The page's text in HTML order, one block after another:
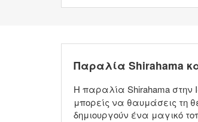
Παραλία Shirahama
Η παραλία Shirahama στην
μπορείς να θαυμάσεις τη
δημιουργούν ένα μαγικό